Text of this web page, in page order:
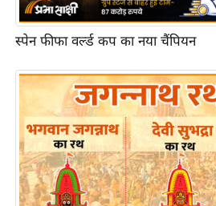
स
मी
क्षा
ध
ज्यो
ति
ष
प्र
स्पेन फीफा वर्ल्ड कप का नया चैंपियन